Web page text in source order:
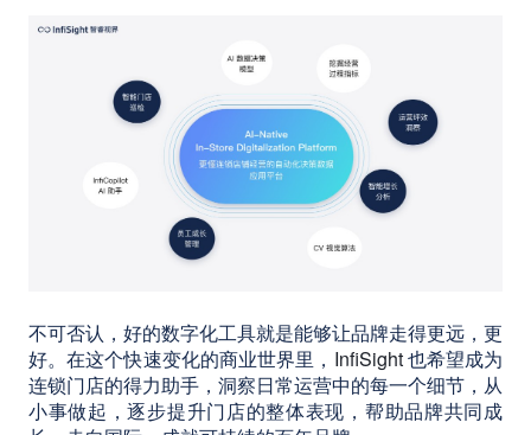
不可否认，好的数字化工具就是能够让品牌走得更远，更
好。在这个快速变化的商业世界里， InfiSight也希望成为
连锁门店的得力助手，洞察日常运营中的每一个细节，从
小事做起，逐步提升门店的整体表现，帮助品牌共同成